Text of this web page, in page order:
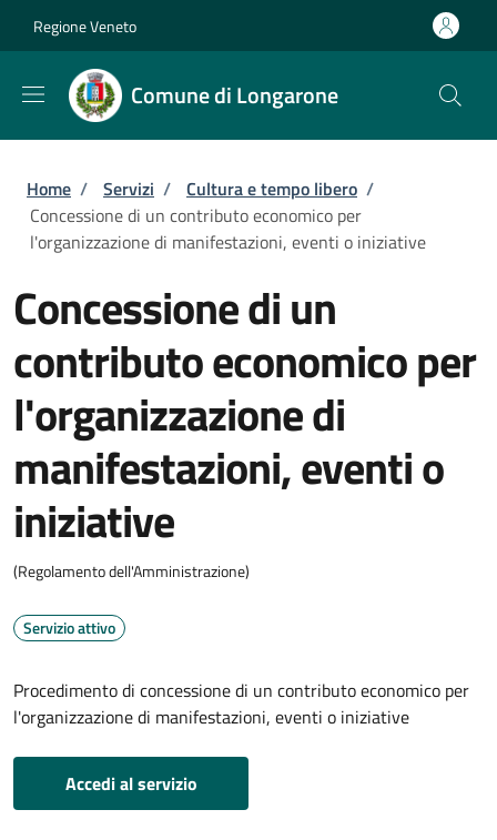
Regione Veneto
Comune di Longarone
Briciole di pane
Home / Servizi / Cultura e tempo libero /
Concessione di un contributo economico per
l'organizzazione di manifestazioni, eventi o iniziative
Concessione di un
contributo economico per
l'organizzazione di
manifestazioni, eventi o
iniziative
(Regolamento dell'Amministrazione)
Servizio attivo
Procedimento di concessione di un contributo economico per
l'organizzazione di manifestazioni, eventi o iniziative
Accedi al servizio